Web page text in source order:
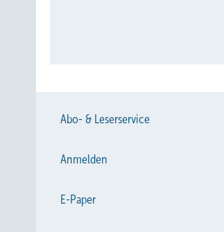
Abo- & Leserservice
Anmelden
E-Paper